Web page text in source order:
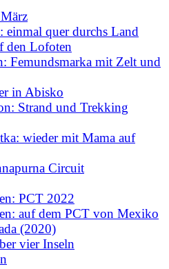
einmal quer durchs Land
den Lofoten
Femundsmarka mit Zelt und
in Abisko
Strand und Trekking
wieder mit Mama auf
Circuit
PCT 2022
auf dem PCT von Mexiko
(2020)
vier Inseln